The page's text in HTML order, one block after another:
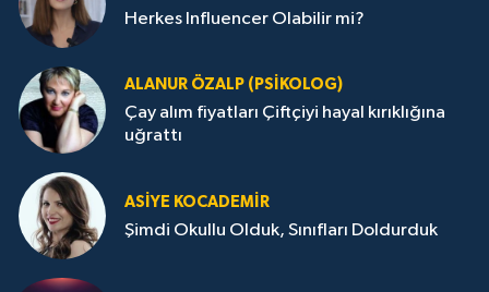
Herkes Influencer Olabilir mi?
ALANUR ÖZALP (PSIKOLOG)
Çay alım fiyatları Çiftçiyi hayal kırıklığına
uğrattı
ASIYE KOCADEMİR
Şimdi Okullu Olduk, Sınıfları Doldurduk